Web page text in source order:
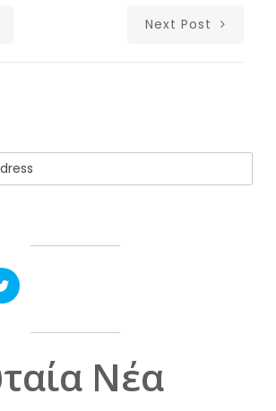
Next Post
Νέα